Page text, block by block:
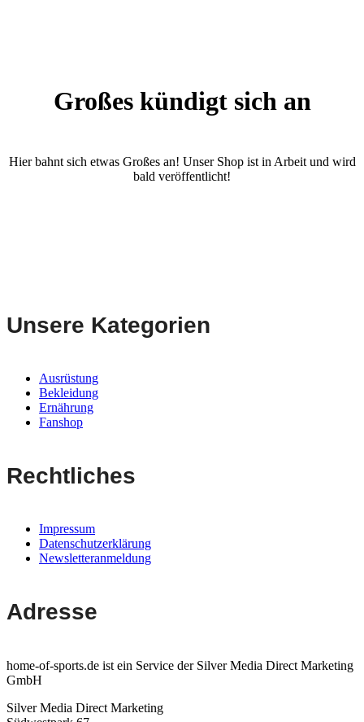
Großes kündigt sich an
Hier bahnt sich etwas Großes an! Unser Shop ist in Arbeit und wird
bald veröffentlicht!
Unsere Kategorien
Ausrüstung
Bekleidung
Ernährung
Fanshop
Rechtliches
Impressum
Datenschutzerklärung
Newsletteranmeldung
Adresse
home-of-sports.de ist ein Service der Silver Media Direct Marketing
GmbH
Silver Media Direct Marketing